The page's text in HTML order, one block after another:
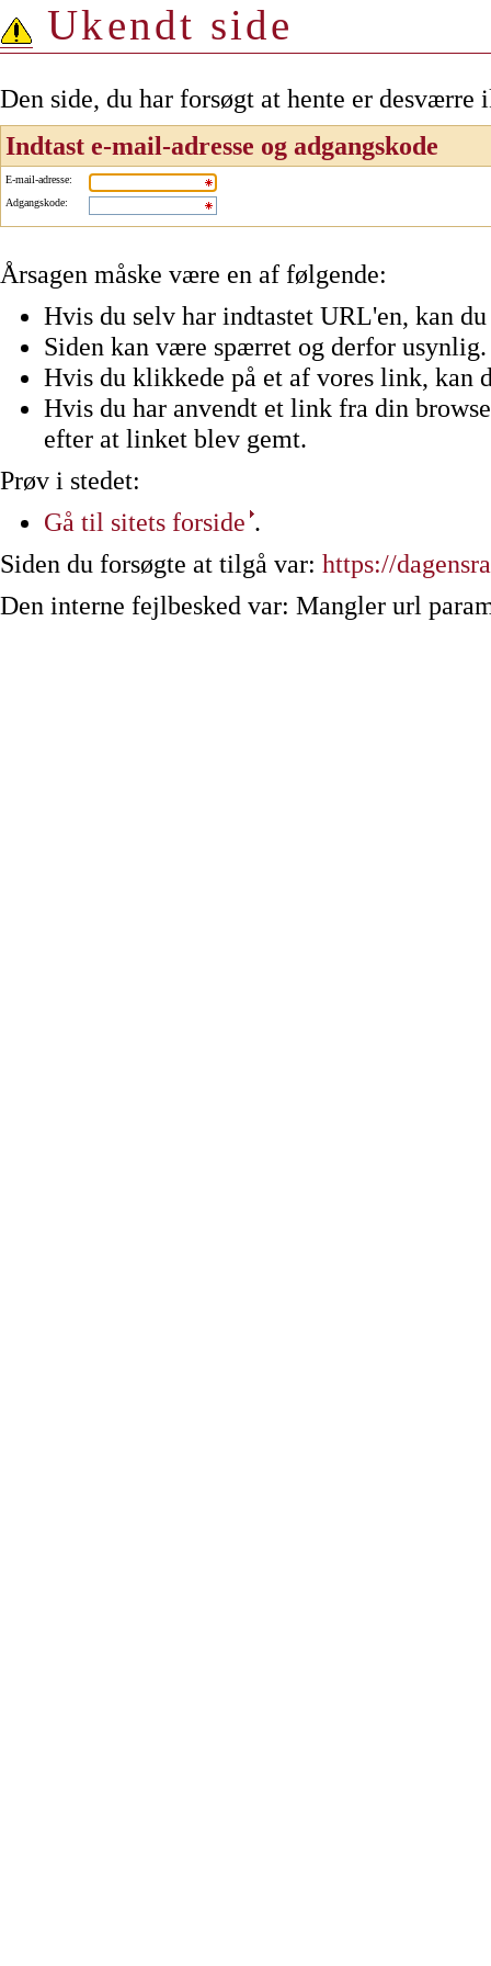
Ukendt side
Den side, du har forsøgt at hente er
Indtast e-mail-adresse og adgangskode
E-mail-adresse:
Adgangskode:
Årsagen måske være en af følgende:
Hvis du selv har indtastet URL'en, kan
Siden kan være spærret og derfor usynlig.
Hvis du klikkede på et af vores link, kan
Hvis du har anvendt et link fra din
efter at linket blev gemt.
Prøv i stedet:
Gå til sitets forside .
Siden du forsøgte at tilgå var: https://
Den interne fejlbesked var: Mangler url